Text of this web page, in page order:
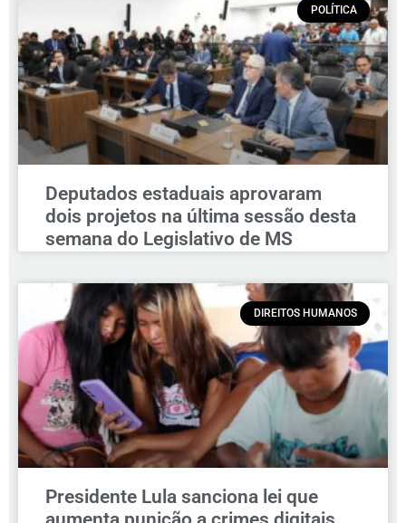
POLÍTICA
Deputados estaduais aprovaram
dois projetos na última sessão desta
semana do Legislativo de MS
DIREITOS HUMANOS
Presidente Lula sanciona lei que